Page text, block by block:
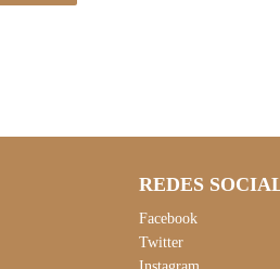
REDES
Facebook
Twitter